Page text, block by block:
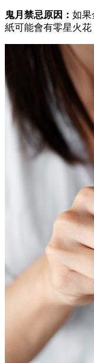
鬼月禁忌原因： 如果
紙可能會有零星火花